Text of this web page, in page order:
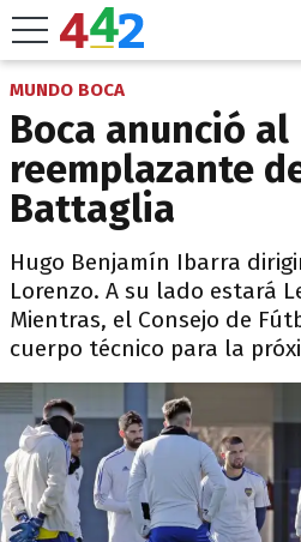
MUNDO BOCA
Boca anunció al
reemplazante
Battaglia
Hugo Benjamín Ibarra
Lorenzo. A su lado estará
Mientras, el Consejo de
cuerpo técnico para la